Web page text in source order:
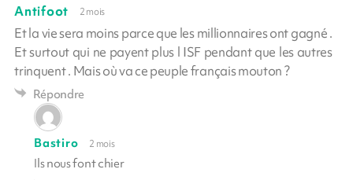
Antifoot 2 mois
Et la vie sera moins parce que les millionnaires ont gagné .
Et surtout qui ne payent plus l ISF pendant que les autres
trinquent . Mais où va ce peuple français mouton ?
Répondre
Bastiro 2 mois
Ils nous font chier